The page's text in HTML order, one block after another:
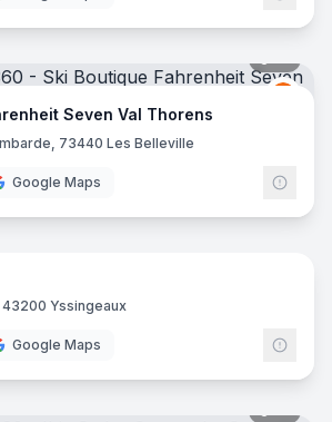
Seven Val Thorens
73440 Les Belleville
Google Maps
16
Yssingeaux
Google Maps